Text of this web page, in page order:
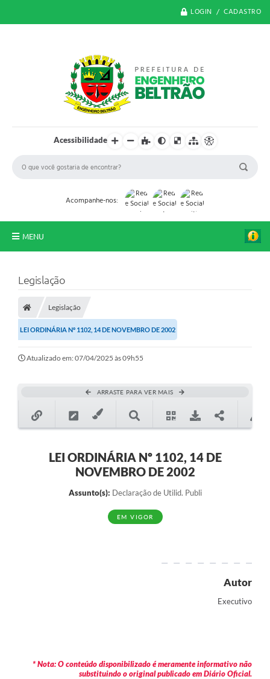
LOGIN / CADASTRO
Acessibilidade
Acompanhe-nos:
MENU
Transparência
Legislação
Editais
Covid-19 / Vacinação
Secretarias
A Prefeitura
Serviços Online
Legislação
Legislação
LEI ORDINÁRIA Nº 1102, 14 DE NOVEMBRO DE 2002
Atualizado em: 07/04/2025 às 09h55
ARRASTE PARA VER MAIS
LEI ORDINÁRIA Nº 1102, 14 DE
NOVEMBRO DE 2002
Assunto(s): Declaração de Utilid. Publi
EM VIGOR
Autor
Executivo
* Nota: O conteúdo disponibilizado é meramente informativo não
substituindo o original publicado em Diário Oficial.